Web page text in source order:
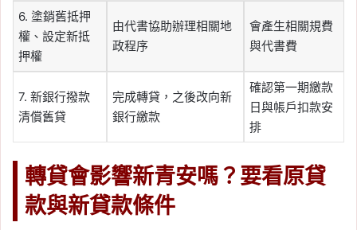
6. 塗銷舊抵押
權、設定新抵
押權
由代書協助辦理相關地
政程序
會產生相關規費
與代書費
7. 新銀行撥款
清償舊貸
完成轉貸，之後改向新
銀行繳款
確認第一期繳款
日與帳戶扣款安
排
轉貸會影響新青安嗎？要看原貸
款與新貸款條件